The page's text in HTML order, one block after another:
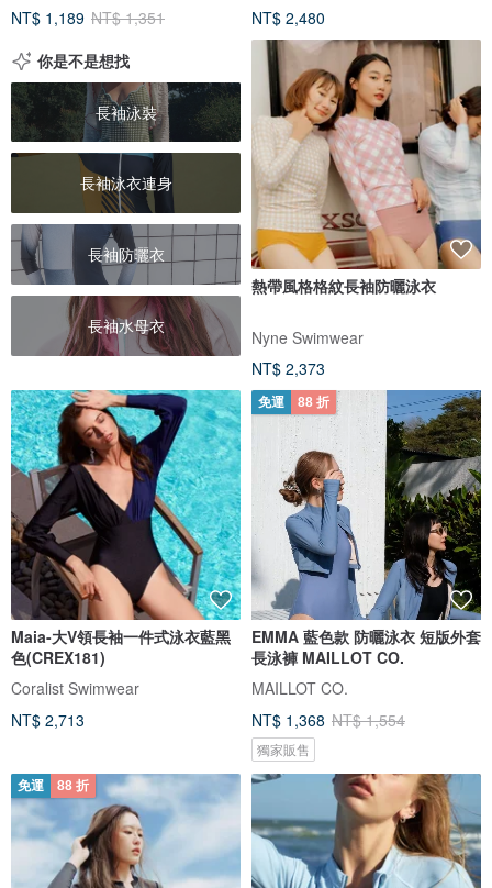
NT$ 1,189 NT$ 1,351
NT$ 2,480
你是不是想找
長袖泳裝
長袖泳衣連身
長袖防曬衣
長袖水母衣
熱帶風格格紋長袖防曬泳衣
Nyne Swimwear
NT$ 2,373
Maia-大V領長袖一件式泳衣藍黑
色(CREX181)
Coralist Swimwear
NT$ 2,713
免運 88 折
EMMA 藍色款 防曬泳衣 短版外套
長泳褲 MAILLOT CO.
MAILLOT CO.
NT$ 1,368 NT$ 1,554
獨家販售
免運 88 折